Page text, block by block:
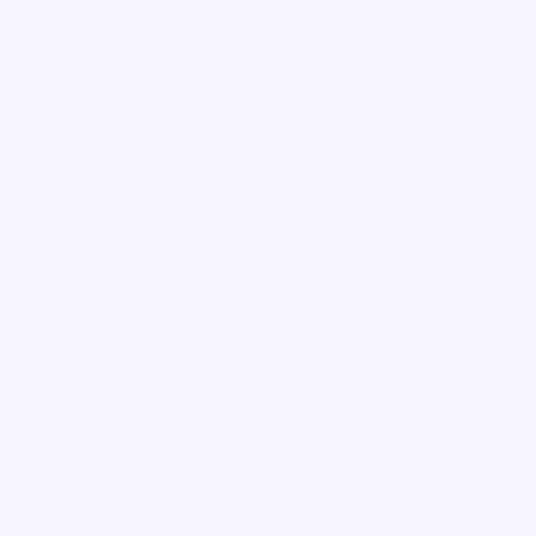
.
는